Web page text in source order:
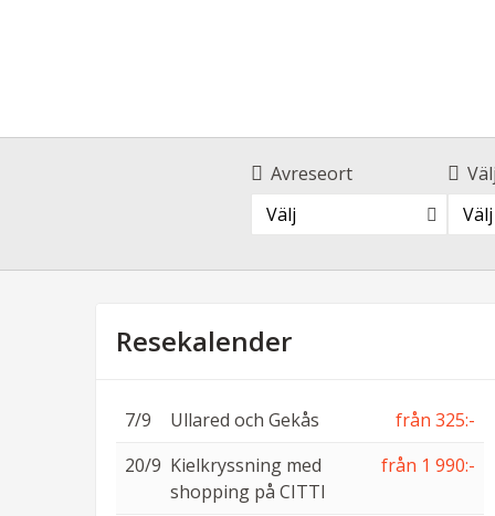
Avreseort
Välj
Välj
Resekalender
7/9 Ullared och Gekås
från 325:-
20/9 Kielkryssning med
shopping på CITTI
från 1 990:-